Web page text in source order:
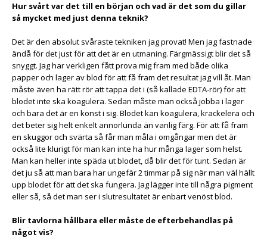
Hur svårt var det till en början och vad är det som du gillar
så mycket med just denna teknik?
Det är den absolut svåraste tekniken jag provat! Men jag fastnade
ändå för det just för att det är en utmaning. Färgmässigt blir det så
snyggt. Jag har verkligen fått prova mig fram med både olika
papper och lager av blod för att få fram det resultat jag vill åt. Man
måste även ha rätt rör att tappa det i (så kallade EDTA-rör) för att
blodet inte ska koagulera. Sedan måste man också jobba i lager
och bara det är en konst i sig. Blodet kan koagulera, krackelera och
det beter sig helt enkelt annorlunda än vanlig färg. För att få fram
en skuggor och svärta så får man måla i omgångar men det är
också lite klurigt för man kan inte ha hur många lager som helst.
Man kan heller inte späda ut blodet, då blir det för tunt. Sedan är
det ju så att man bara har ungefär 2 timmar på sig när man väl hällt
upp blodet för att det ska fungera. Jag lägger inte till några pigment
eller så, så det man ser i slutresultatet är enbart venöst blod.
Blir tavlorna hållbara eller måste de efterbehandlas på
något vis?